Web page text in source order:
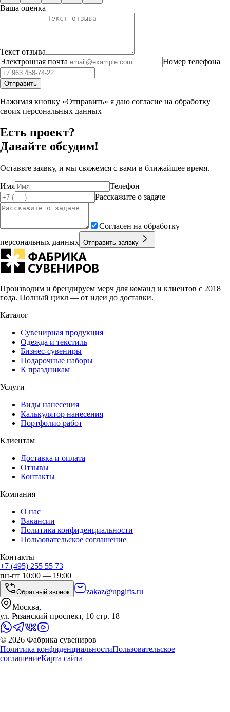
Ваша оценка
Текст отзыва
Электронная почта
Номер телефона
Отправить
Нажимая кнопку «Отправить» я даю согласие на обработку
своих персональных данных
Есть проект?
Давайте обсудим!
Оставьте заявку, и мы свяжемся с вами в ближайшее время.
Имя
Телефон
Расскажите о задаче
Согласен на обработку
персональных данных Отправить заявку
Производим и брендируем мерч для команд и клиентов с 2018
года. Полный цикл — от идеи до доставки.
Каталог
Сувенирная продукция
Одежда и текстиль
Бизнес-сувениры
Подарочные наборы
К праздникам
Услуги
Виды нанесения
Калькулятор нанесения
Портфолио работ
Клиентам
Доставка и оплата
Отзывы
Контакты
Компания
О нас
Вакансии
Политика конфиденциальности
Пользовательское соглашение
Контакты
+7 (495) 255 55 73
пн-пт 10:00 — 19:00
Обратный звонок
zakaz@upgifts.ru
Москва,
ул. Рязанский проспект, 10 стр. 18
© 2026 Фабрика сувениров
Политика конфиденциальностиПользовательское
соглашениеКарта сайта